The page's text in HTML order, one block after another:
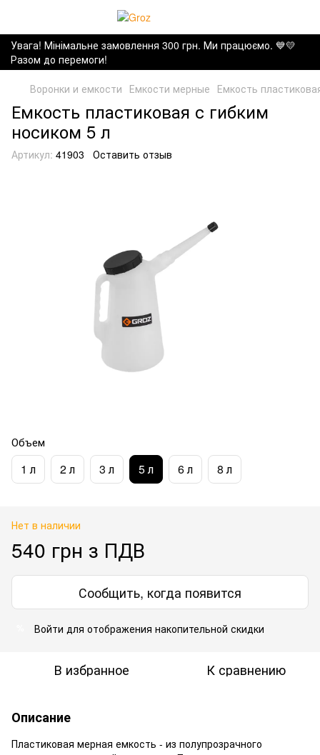
Увага! Мінімальне замовлення 300 грн. Ми працюємо. ​💙💛
Разом до перемоги!
Воронки и емкости Емкости мерные Емкость
Емкость пластиковая с гибким
носиком 5 л
Артикул: 41903 Оставить отзыв
Объем
1 л 2 л 3 л 5 л 6 л 8 л
Нет в наличии
540 грн з ПДВ
Сообщить, когда появится
Войти для отображения накопительной скидки
В избранное К сравнению
Описание
Пластиковая мерная емкость - из полупрозрачного